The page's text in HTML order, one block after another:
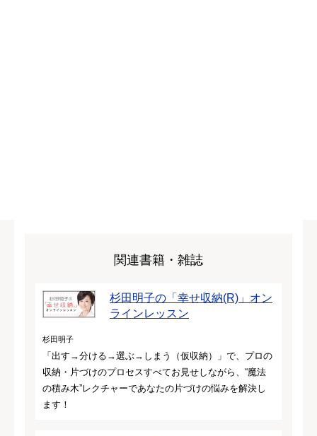
関連書籍・雑誌
杉田明子の「幸せ収納(R)」オン
ラインレッスン
杉田明子
「出す→分ける→選ぶ→しまう（仮収納）」で、プロの
収納・片づけのプロセスすべてお見せしながら、“魔法
の積み木”レクチャーであなたの片づけの悩みを解決し
ます！